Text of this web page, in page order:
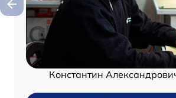
Константин